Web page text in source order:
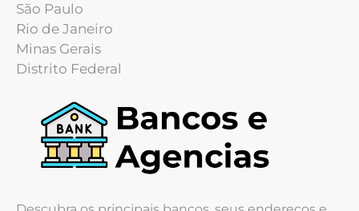
São Paulo
Rio de Janeiro
Minas Gerais
Distrito Federal